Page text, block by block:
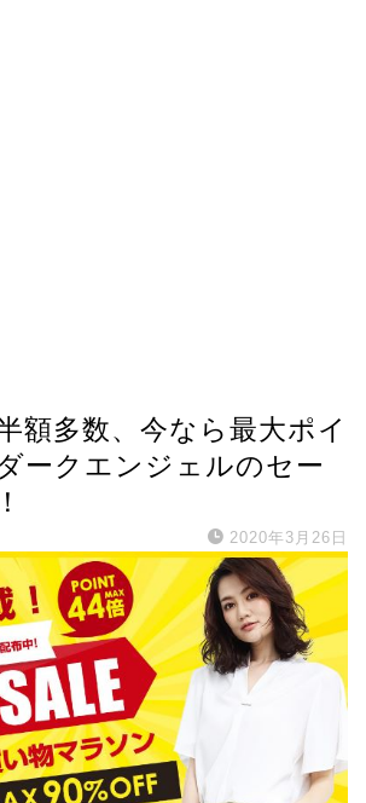
額多数、今なら最大ポイ
ークエンジェルのセー
2020年3月26日